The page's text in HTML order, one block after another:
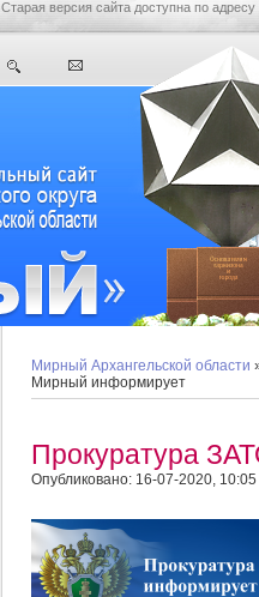
Старая версия сайта доступна по адресу
Мирный Архангельской области
Мирный информирует
Прокуратура
Опубликовано: 16-07-2020, 10:05